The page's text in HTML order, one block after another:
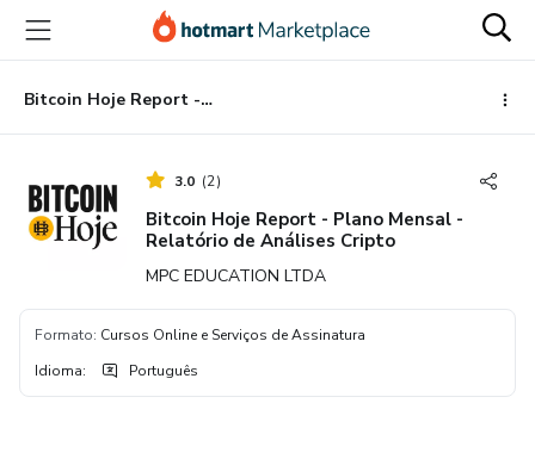
para
conteúdo
principal
para
pagamento
para
rodapé
Bitcoin Hoje Report - Plano Mensal - Relatório de Análises Cripto
3.0 (2)
Bitcoin Hoje Report - Plano Mensal -
Relatório de Análises Cripto
MPC EDUCATION LTDA
Formato: Cursos Online e Serviços de Assinatura
Idioma: Português